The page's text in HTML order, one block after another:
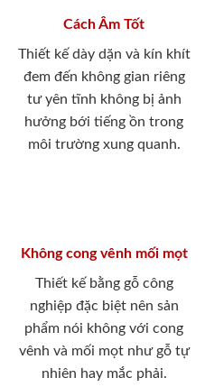
Cách Âm Tốt
Thiết kế dày dặn và kín khít
đem đến không gian riêng
tư yên tĩnh không bị ảnh
hưởng bới tiếng ồn trong
môi trường xung quanh.
Không cong vênh mối mọt
Thiết kế bằng gỗ công
nghiệp đặc biệt nên sản
phẩm nói không với cong
vênh và mối mọt như gỗ tự
nhiên hay mắc phải.